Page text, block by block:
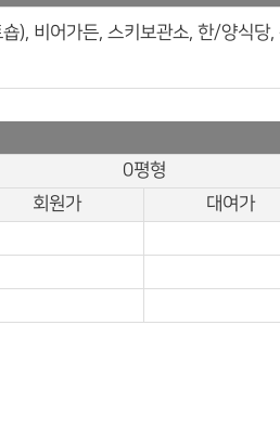
), 비어가든, 스키보관소, 한/양식당
0평형
회원가
대여가